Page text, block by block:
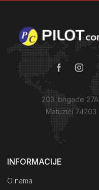
203. brigade 27A,
Matuzići 74203
Kako do nas?
INFORMACIJE
O nama